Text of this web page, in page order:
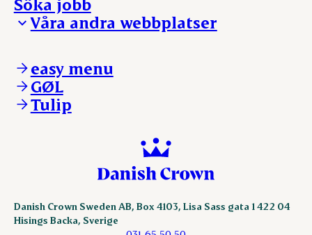
Reklamation
Visselblåsning
Vi tar ledningen
Våra ställen
Våra andra webbplatser
ESS-FOOD.com
KLS.se
nordicspoor.com
easy menu
GØL
Tulip
Danish Crown Sweden AB, Box 4103, Lisa Sass gata 1 422 04
Hisings Backa, Sverige